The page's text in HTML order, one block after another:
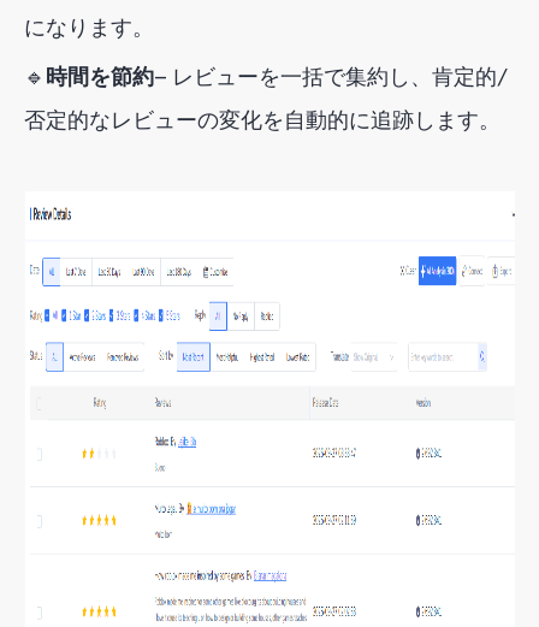
になります。
🔹 時間を節約— レビューを一括で集約し、肯定的/
否定的なレビューの変化を自動的に追跡します。